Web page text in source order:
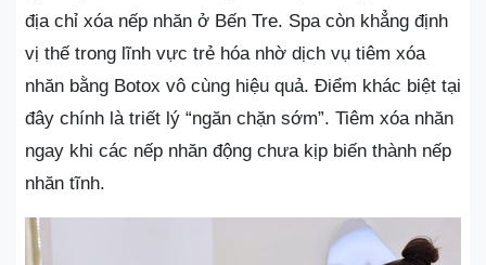
địa chỉ xóa nếp nhăn ở Bến Tre. Spa còn khẳng định
vị thế trong lĩnh vực trẻ hóa nhờ dịch vụ tiêm xóa
nhăn bằng Botox vô cùng hiệu quả. Điểm khác biệt tại
đây chính là triết lý “ngăn chặn sớm”. Tiêm xóa nhăn
ngay khi các nếp nhăn động chưa kịp biến thành nếp
nhăn tĩnh.